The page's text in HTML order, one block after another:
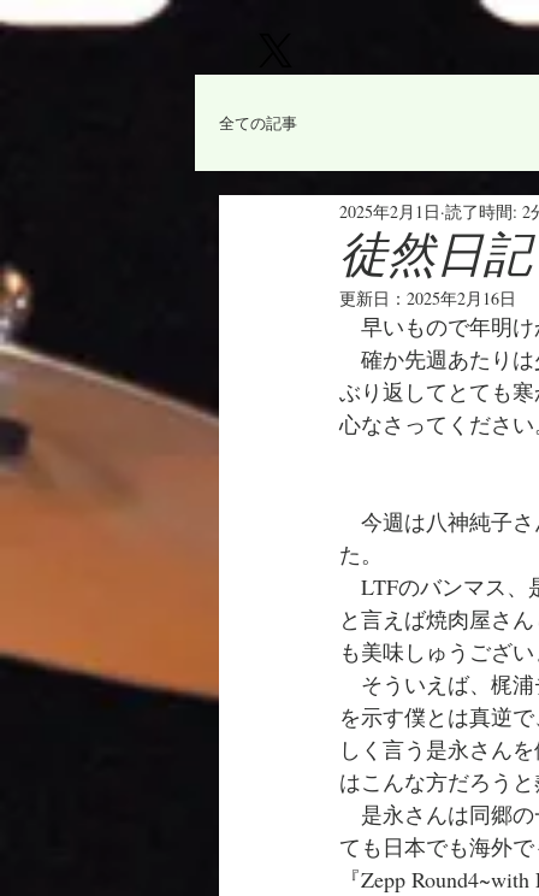
全ての記事
徒然日
2025年2月1日 読了時間: 2
更新日： 2025年2月16日
早いもので年明け
確か先週あたりは
ぶり返してとても
心なさってくださ
今週は八神純子さ
た。
LTFのバンマス、
と言えば焼肉屋さ
も美味しゅうござ
そういえば、梶浦
を示す僕とは真逆
しく言う是永さん
はこんな方だろう
是永さんは同郷の
ても日本でも海外
『Zepp